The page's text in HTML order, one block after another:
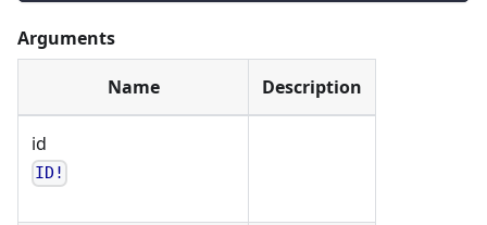
Arguments
Name Description
id
ID!